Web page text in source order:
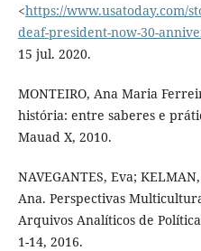
<https://www.usatoday.com/
deaf-president-now-30-
15 jul. 2020.
MONTEIRO, Ana Maria
história: entre saberes e
Mauad X, 2010.
NAVEGANTES, Eva;
Ana. Perspectivas
Arquivos Analíticos de
1-14, 2016.